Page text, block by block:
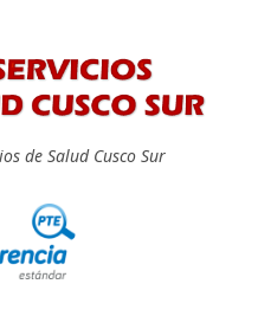
de Salud Cusco Sur